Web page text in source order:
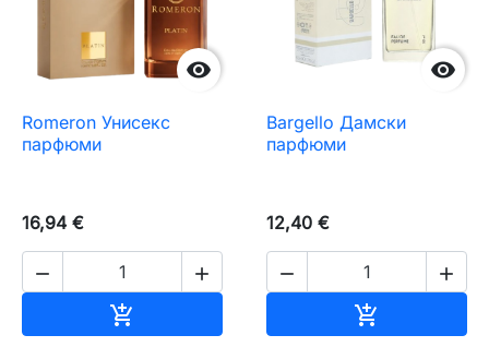

Romeron Унисекс
парфюми
16,94 €
 


Bargello Дамски
парфюми
12,40 €
 
